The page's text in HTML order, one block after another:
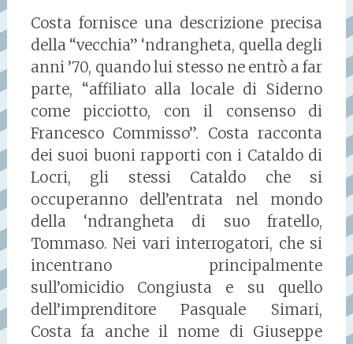
Costa fornisce una descrizione precisa
della “vecchia” ‘ndrangheta, quella degli
anni ’70, quando lui stesso ne entrò a far
parte, “affiliato alla locale di Siderno
come picciotto, con il consenso di
Francesco Commisso”. Costa racconta
dei suoi buoni rapporti con i Cataldo di
Locri, gli stessi Cataldo che si
occuperanno dell’entrata nel mondo
della ‘ndrangheta di suo fratello,
Tommaso. Nei vari interrogatori, che si
incentrano principalmente
sull’omicidio Congiusta e su quello
dell’imprenditore Pasquale Simari,
Costa fa anche il nome di Giuseppe